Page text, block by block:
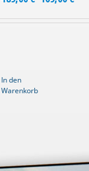
In den
Warenkorb